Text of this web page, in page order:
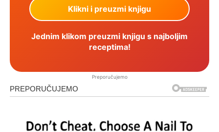
Jednim klikom preuzmi knjigu s najboljim
receptima!
Preporučujemo